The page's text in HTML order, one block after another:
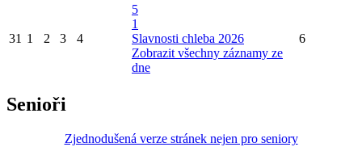
31 1 2 3 4
5
1
Slavnosti chleba 2026
Zobrazit všechny záznamy ze
dne
6
Senioři
Zjednodušená verze stránek nejen pro seniory